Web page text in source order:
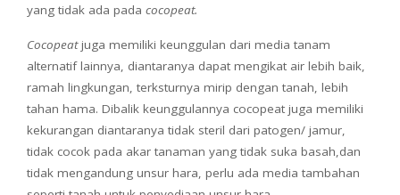
yang tidak ada pada cocopeat.
Cocopeatjuga memiliki keunggulan dari media tanam
alternatif lainnya, diantaranya dapat mengikat air lebih baik,
ramah lingkungan, terksturnya mirip dengan tanah, lebih
tahan hama. Dibalik keunggulannya cocopeat juga memiliki
kekurangan diantaranya tidak steril dari patogen/ jamur,
tidak cocok pada akar tanaman yang tidak suka basah,dan
tidak mengandung unsur hara, perlu ada media tambahan